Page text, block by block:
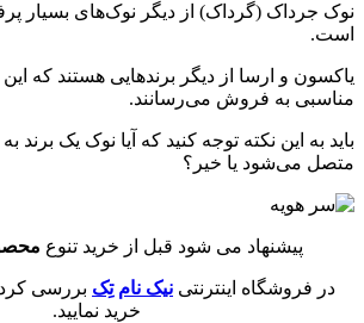
نوک جرداک (گرداک) از دیگر نوک‌های بسیار
است.
یاکسون و ارسا از دیگر برندهایی هستند که
مناسبی به فروش می‌رسانند.
باید به این نکته توجه کنید که آیا نوک یک برند
متصل می‌شود یا خیر؟
پیشنهاد می شود قبل از خرید تنوع
در فروشگاه اینترنتی نیک نام تِک بررسی
خرید نمایید.